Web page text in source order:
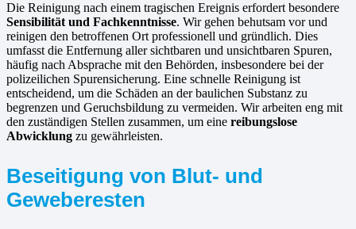
Die Reinigung nach einem tragischen Ereignis erfordert besondere
Sensibilität und Fachkenntnisse. Wir gehen behutsam vor und
reinigen den betroffenen Ort professionell und gründlich. Dies
umfasst die Entfernung aller sichtbaren und unsichtbaren Spuren,
häufig nach Absprache mit den Behörden, insbesondere bei der
polizeilichen Spurensicherung. Eine schnelle Reinigung ist
entscheidend, um die Schäden an der baulichen Substanz zu
begrenzen und Geruchsbildung zu vermeiden. Wir arbeiten eng mit
den zuständigen Stellen zusammen, um eine reibungslose
Abwicklung zu gewährleisten.
Beseitigung von Blut- und
Geweberesten